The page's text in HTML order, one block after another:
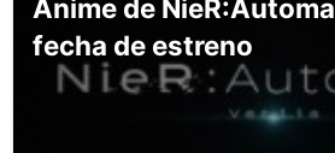
Anime de
fecha de estreno